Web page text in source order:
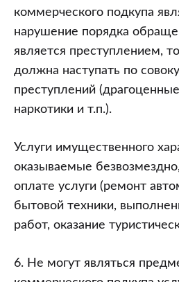
коммерческого подкупа
нарушение порядка
является преступлением,
должна наступать по
преступлений
наркотики и т.п.).
Услуги имущественного
оказываемые
оплате услуги (ремонт
бытовой техники,
работ, оказание
6. Не могут являться